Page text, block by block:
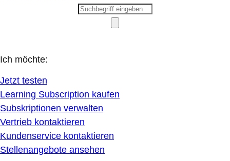
Ich möchte:
Jetzt testen
Learning Subscription kaufen
Subskriptionen verwalten
Vertrieb kontaktieren
Kundenservice kontaktieren
Stellenangebote ansehen